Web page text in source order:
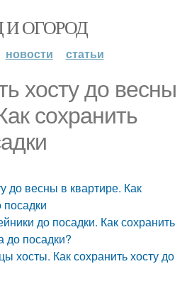
И ОГОРОД
новости статьи
хосту до весны
сохранить
до весны в квартире. Как
посадки
до посадки. Как сохранить
до посадки?
хосты. Как сохранить хосту до